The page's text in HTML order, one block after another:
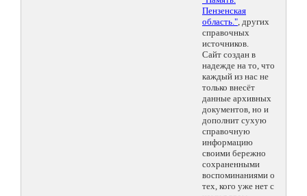
Пензенская
область.", других
справочных
источников.
Сайт создан в
надежде на то, что
каждый из нас не
только внесёт
данные архивных
документов, но и
дополнит сухую
справочную
информацию
своими бережно
сохраненными
воспоминаниями о
тех, кого уже нет с